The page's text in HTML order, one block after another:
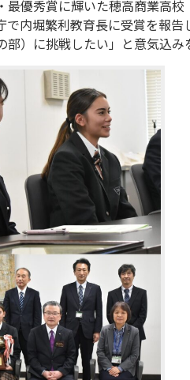
最優秀賞に輝いた穂高商業高
で内堀繁利教育長に受賞を報
部）に挑戦したい」と意気込み